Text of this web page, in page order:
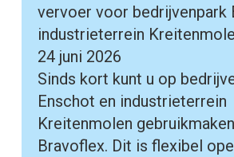
vervoer voor bedrijvenpark
industrieterrein
24 juni 2026
Sinds kort kunt u op
Enschot en industrieterrein
Kreitenmolen
Bravoflex. Dit is flexibel